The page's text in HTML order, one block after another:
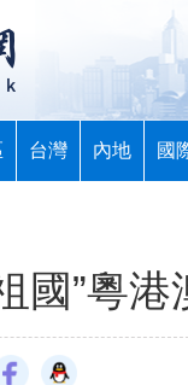
台灣 內地 國
國”粵